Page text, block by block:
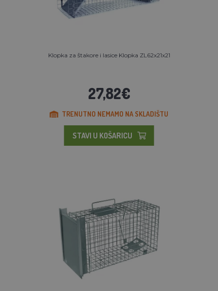
Klopka za štakore i lasice Klopka ZL62x21x21
27,82€
TRENUTNO NEMAMO NA SKLADIŠTU
STAVI U KOŠARICU